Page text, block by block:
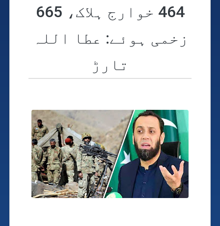
464 خوارج ہلاک، 665
زخمی ہوئے: عطا اللہ
تارڑ